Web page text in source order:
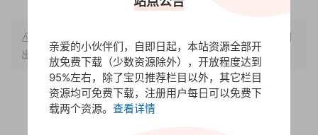
，转载请注明
出处。
赏
亲爱的小伙伴们，自即日起，本站资源全部开
放免费下载（少数资源除外），开放程度达到
95%左右，除了宝贝推荐栏目以外，其它栏目
资源均可免费下载，注册用户每日可以免费下
载两个资源。 查看详情